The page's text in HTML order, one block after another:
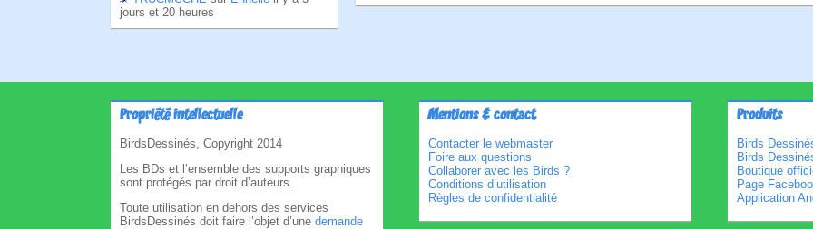
jours et 20 heures
Propriété intellectuelle
BirdsDessinés, Copyright 2014
Les BDs et l’ensemble des supports graphiques
sont protégés par droit d’auteurs.
Toute utilisation en dehors des services
BirdsDessinés doit faire l’objet d’une demande
Mentions & contact
Contacter le webmaster
Foire aux questions
Collaborer avec les Birds ?
Conditions d’utilisation
Règles de confidentialité
Produits
Birds
Birds
Boutique
Page
Application